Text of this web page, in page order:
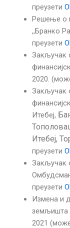
преузети
Решење о
,,Бранко
преузети
Закључак
2020.
Закључак
Итебеј,
Итебеј,
преузети
Закључак
преузети
Измена и
земљишта
2021